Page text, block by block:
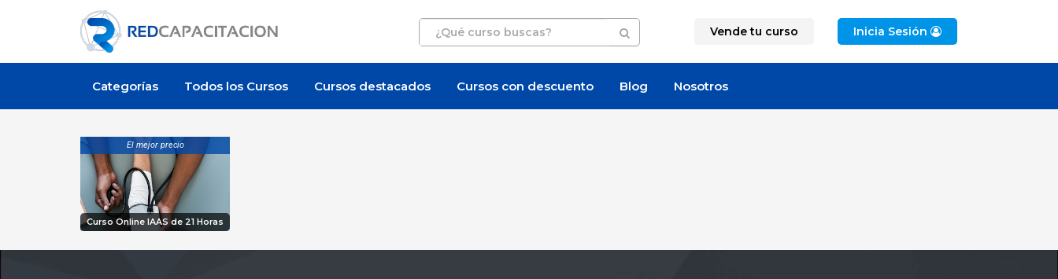
Vende tu curso Inicia Sesión
Categorías Todos los Cursos Cursos destacados Cursos con descuento Blog Nosotros
El mejor precio
Curso Online IAAS de 21 Horas